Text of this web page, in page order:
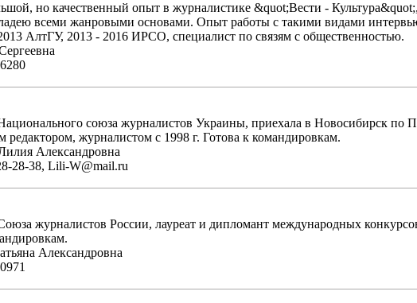
но качественный опыт в журналистике &quot;Вести -
всеми жанровыми основами. Опыт работы с такими видами
АлтГУ, 2013 - 2016 ИРСО, специалист по связям с общественностью.
союза журналистов Украины, приехала в Новосибирск по
журналистом с 1998 г. Готова к командировкам.
Александровна
28-38, Lili-W@mail.ru
журналистов России, лауреат и дипломант международных
Александровна